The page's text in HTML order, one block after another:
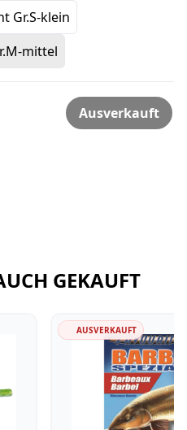
Gr.S-klein
mittel
Ausverkauft
GEKAUFT
AUSVERKAUFT